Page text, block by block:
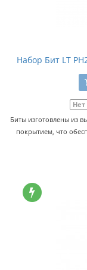
Набор Бит LT
Биты изготовлены из
покрытием, что